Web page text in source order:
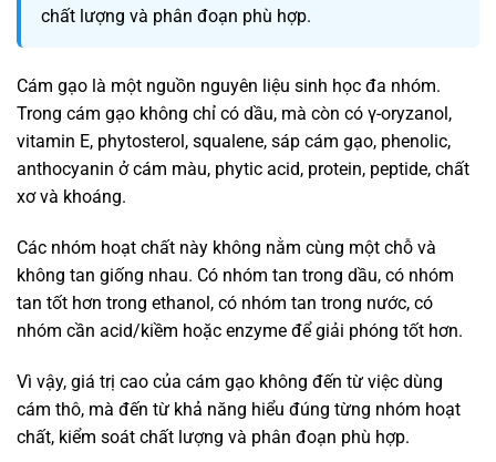
chất lượng và phân đoạn phù hợp.
Cám gạo là một nguồn nguyên liệu sinh học đa nhóm.
Trong cám gạo không chỉ có dầu, mà còn có γ-oryzanol,
vitamin E, phytosterol, squalene, sáp cám gạo, phenolic,
anthocyanin ở cám màu, phytic acid, protein, peptide, chất
xơ và khoáng.
Các nhóm hoạt chất này không nằm cùng một chỗ và
không tan giống nhau. Có nhóm tan trong dầu, có nhóm
tan tốt hơn trong ethanol, có nhóm tan trong nước, có
nhóm cần acid/kiềm hoặc enzyme để giải phóng tốt hơn.
Vì vậy, giá trị cao của cám gạo không đến từ việc dùng
cám thô, mà đến từ khả năng hiểu đúng từng nhóm hoạt
chất, kiểm soát chất lượng và phân đoạn phù hợp.